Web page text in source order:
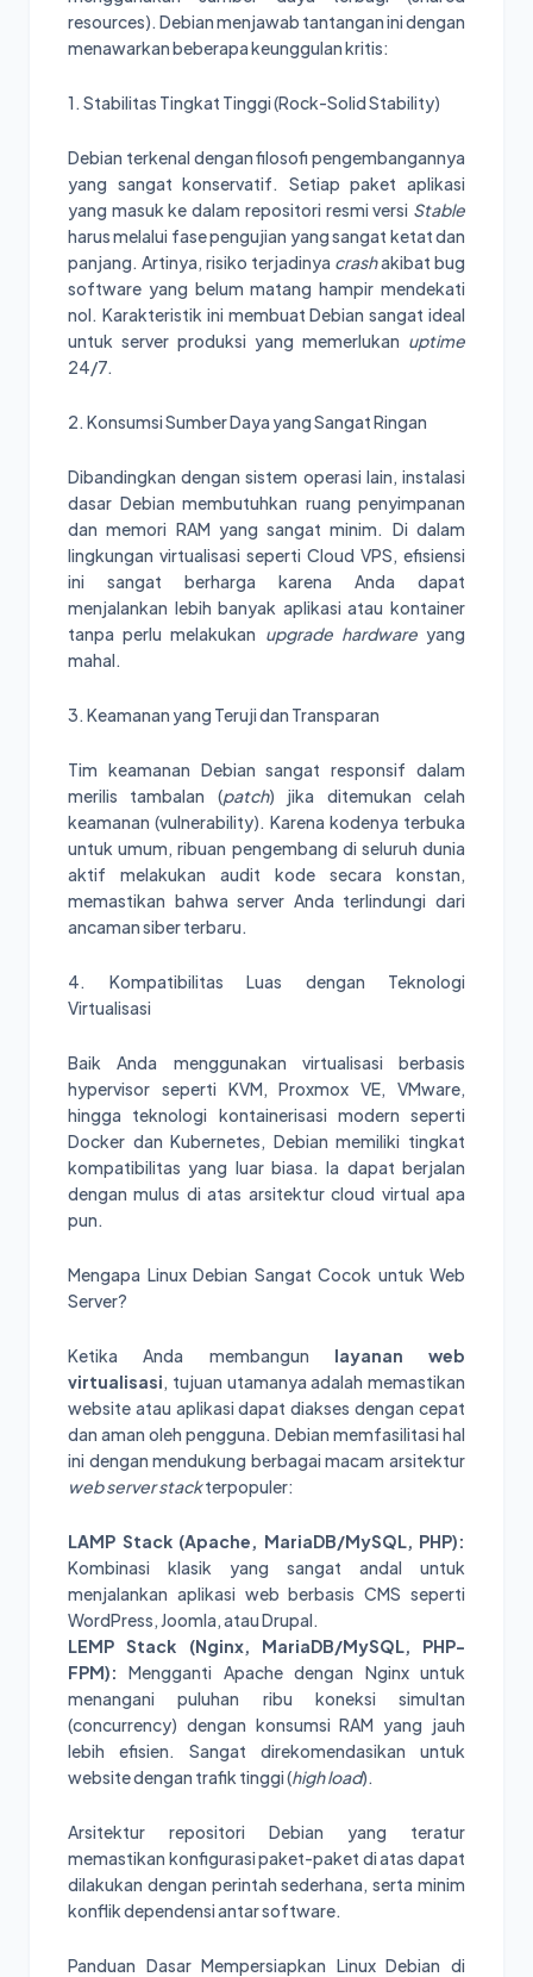
resources). Debian menjawab tantangan ini dengan
menawarkan beberapa keunggulan kritis:
1. Stabilitas Tingkat Tinggi (Rock-Solid Stability)
Debian terkenal dengan filosofi pengembangannya
yang sangat konservatif. Setiap paket aplikasi
yang masuk ke dalam repositori resmi versi Stable
harus melalui fase pengujian yang sangat ketat dan
panjang. Artinya, risiko terjadinya crashakibat bug
software yang belum matang hampir mendekati
nol. Karakteristik ini membuat Debian sangat ideal
untuk server produksi yang memerlukan uptime
24/7.
2. Konsumsi Sumber Daya yang Sangat Ringan
Dibandingkan dengan sistem operasi lain, instalasi
dasar Debian membutuhkan ruang penyimpanan
dan memori RAM yang sangat minim. Di dalam
lingkungan virtualisasi seperti Cloud VPS, efisiensi
ini sangat berharga karena Anda dapat
menjalankan lebih banyak aplikasi atau kontainer
tanpa perlu melakukan upgrade hardwareyang
mahal.
3. Keamanan yang Teruji dan Transparan
Tim keamanan Debian sangat responsif dalam
merilis tambalan (patch) jika ditemukan celah
keamanan (vulnerability). Karena kodenya terbuka
untuk umum, ribuan pengembang di seluruh dunia
aktif melakukan audit kode secara konstan,
memastikan bahwa server Anda terlindungi dari
ancaman siber terbaru.
4. Kompatibilitas Luas dengan Teknologi
Virtualisasi
Baik Anda menggunakan virtualisasi berbasis
hypervisor seperti KVM, Proxmox VE, VMware,
hingga teknologi kontainerisasi modern seperti
Docker dan Kubernetes, Debian memiliki tingkat
kompatibilitas yang luar biasa. Ia dapat berjalan
dengan mulus di atas arsitektur cloud virtual apa
pun.
Mengapa Linux Debian Sangat Cocok untuk Web
Server?
Ketika Anda membangun layanan web
virtualisasi, tujuan utamanya adalah memastikan
website atau aplikasi dapat diakses dengan cepat
dan aman oleh pengguna. Debian memfasilitasi hal
ini dengan mendukung berbagai macam arsitektur
web server stackterpopuler:
LAMP Stack (Apache, MariaDB/MySQL, PHP):
Kombinasi klasik yang sangat andal untuk
menjalankan aplikasi web berbasis CMS seperti
WordPress, Joomla, atau Drupal.
LEMP Stack (Nginx, MariaDB/MySQL, PHP-
FPM):
Mengganti Apache dengan Nginx untuk
menangani puluhan ribu koneksi simultan
(concurrency) dengan konsumsi RAM yang jauh
lebih efisien. Sangat direkomendasikan untuk
website dengan trafik tinggi (high load).
Arsitektur repositori Debian yang teratur
memastikan konfigurasi paket-paket di atas dapat
dilakukan dengan perintah sederhana, serta minim
konflik dependensi antar software.
Panduan Dasar Mempersiapkan Linux Debian di